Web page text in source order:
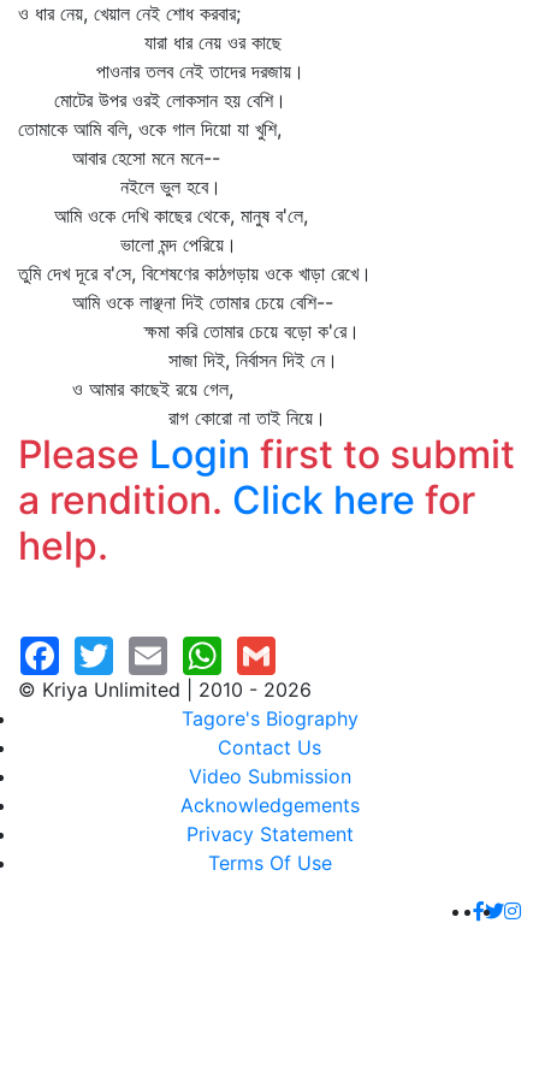
ও ধার নেয়, খেয়াল নেই শোধ করবার;
যারা ধার নেয় ওর কাছে
পাওনার তলব নেই তাদের দরজায়।
মোটের উপর ওরই লোকসান হয় বেশি।
তোমাকে আমি বলি, ওকে গাল দিয়ো যা খুশি,
আবার হেসো মনে মনে--
নইলে ভুল হবে।
আমি ওকে দেখি কাছের থেকে, মানুষ ব'লে,
ভালো মন্দ পেরিয়ে।
তুমি দেখ দূরে ব'সে, বিশেষণের কাঠগড়ায় ওকে খাড়া রেখে।
আমি ওকে লাঞ্ছনা দিই তোমার চেয়ে বেশি--
ক্ষমা করি তোমার চেয়ে বড়ো ক'রে।
সাজা দিই, নির্বাসন দিই নে।
ও আমার কাছেই রয়ে গেল,
রাগ কোরো না তাই নিয়ে।
Please Login first to submit
a rendition. Click here for
help.
© Kriya Unlimited | 2010 - 2026
Tagore's Biography
Contact Us
Video Submission
Acknowledgements
Privacy Statement
Terms Of Use